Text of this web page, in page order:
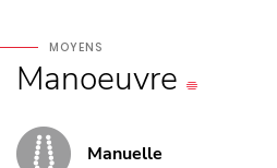
MOYENS
Manoeuvre
Manuelle